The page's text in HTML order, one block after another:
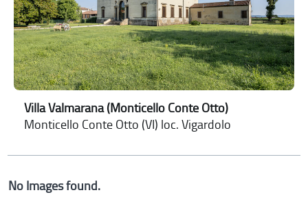
Villa Valmarana (Monticello Conte Otto)
Monticello Conte Otto (VI) loc. Vigardolo
No Images found.